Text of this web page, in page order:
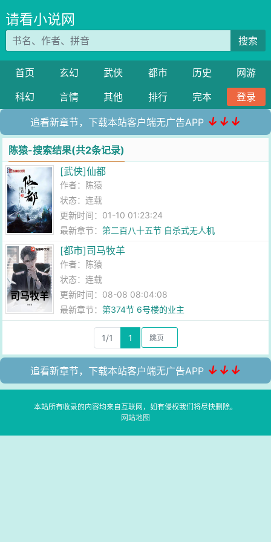
请看小说网
搜索
首页 玄幻 武侠 都市 历史
网游
科幻
言情 其他 排行 完本 登录
追看新章节，下载本站客户端无广告APP ↓↓↓
陈猿-搜索结果(共2条记录)
[武侠]仙都
作者： 陈猿
状态：连载
更新时间：01-10 01:23:24
最新章节：第二百八十五节 自杀式无人机
[都市]司马牧羊
作者： 陈猿
状态：连载
更新时间：08-08 08:04:08
最新章节：第374节 6号楼的业主
1/1 1
追看新章节，下载本站客户端无广告APP ↓↓↓
本站所有收录的内容均来自互联网，如有侵权我们将尽快删除。
网站地图